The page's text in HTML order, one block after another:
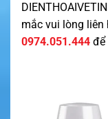
mắc vui lòng liên
0974.051.444 để